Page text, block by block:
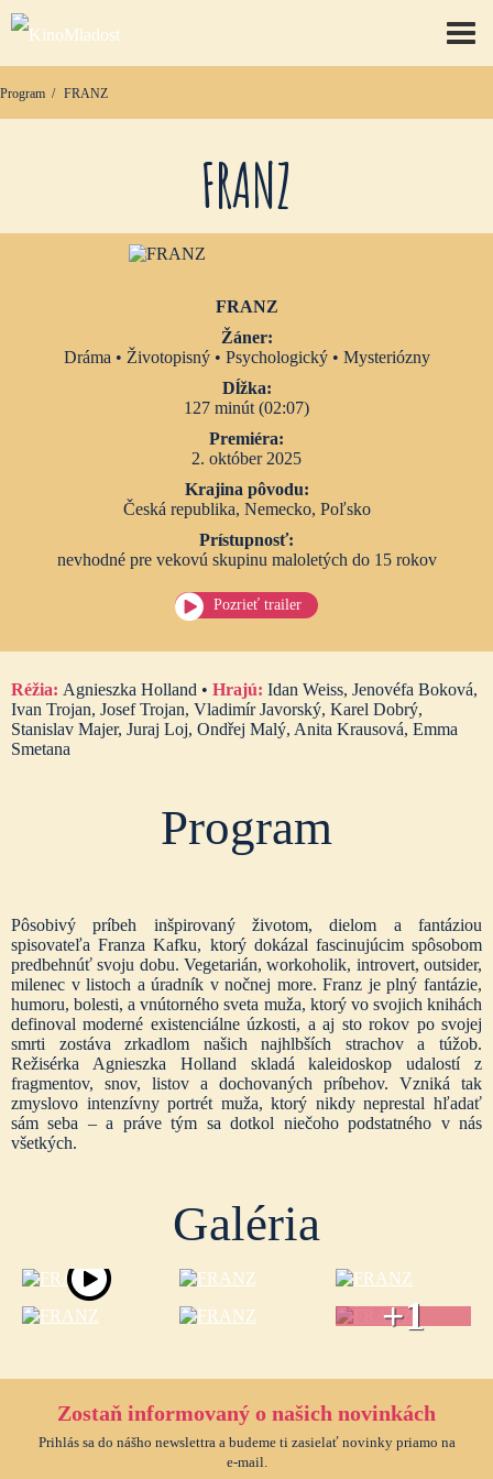
Program FRANZ
FRANZ
FRANZ
Žáner:
Dráma • Životopisný • Psychologický • Mysteriózny
Dĺžka:
127 minút (02:07)
Premiéra:
2. október 2025
Krajina pôvodu:
Česká republika, Nemecko, Poľsko
Prístupnosť:
nevhodné pre vekovú skupinu maloletých do 15 rokov
Pozrieť trailer
Réžia: Agnieszka Holland • Hrajú: Idan Weiss, Jenovéfa Boková,
Ivan Trojan, Josef Trojan, Vladimír Javorský, Karel Dobrý,
Stanislav Majer, Juraj Loj, Ondřej Malý, Anita Krausová, Emma
Smetana
Program
Pôsobivý príbeh inšpirovaný životom, dielom a fantáziou
spisovateľa Franza Kafku, ktorý dokázal fascinujúcim spôsobom
predbehnúť svoju dobu. Vegetarián, workoholik, introvert, outsider,
milenec v listoch a úradník v nočnej more. Franz je plný fantázie,
humoru, bolesti, a vnútorného sveta muža, ktorý vo svojich knihách
definoval moderné existenciálne úzkosti, a aj sto rokov po svojej
smrti zostáva zrkadlom našich najhlbších strachov a túžob.
Režisérka Agnieszka Holland skladá kaleidoskop udalostí z
fragmentov, snov, listov a dochovaných príbehov. Vzniká tak
zmyslovo intenzívny portrét muža, ktorý nikdy neprestal hľadať
sám seba – a práve tým sa dotkol niečoho podstatného v nás
všetkých.
Galéria
+1
Zostaň informovaný o našich novinkách
Prihlás sa do nášho newslettra a budeme ti zasielať novinky priamo na
e-mail.